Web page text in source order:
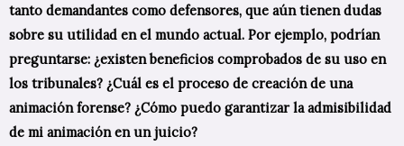
tanto demandantes como defensores, que aún tienen dudas
sobre su utilidad en el mundo actual. Por ejemplo, podrían
preguntarse: ¿existen beneficios comprobados de su uso en
los tribunales? ¿Cuál es el proceso de creación de una
animación forense? ¿Cómo puedo garantizar la admisibilidad
de mi animación en un juicio?